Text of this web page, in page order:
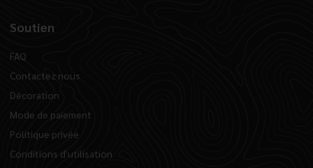
Soutien
FAQ
Contactez nous
Décoration
Mode de paiement
Politique privée
Conditions d'utilisation